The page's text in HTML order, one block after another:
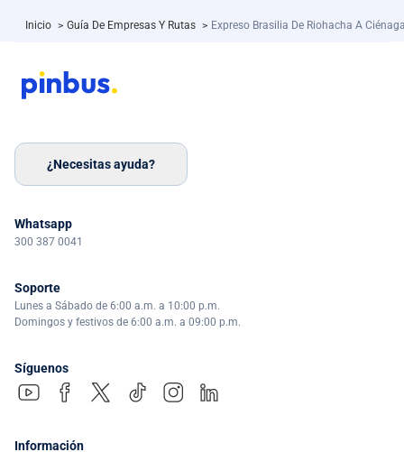
Inicio > Guía De Empresas Y Rutas > Expreso Brasilia De Riohacha A
¿Necesitas ayuda?
Whatsapp
300 387 0041
Soporte
Lunes a Sábado de 6:00 a.m. a 10:00 p.m.
Domingos y festivos de 6:00 a.m. a 09:00 p.m.
Síguenos
Información